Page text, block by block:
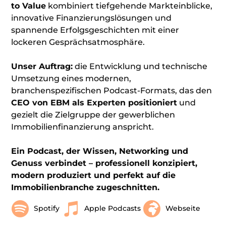
to Value kombiniert tiefgehende Markteinblicke,
innovative Finanzierungslösungen und
spannende Erfolgsgeschichten mit einer
lockeren Gesprächsatmosphäre.
Unser Auftrag: die Entwicklung und technische
Umsetzung eines modernen,
branchenspezifischen Podcast-Formats, das den
CEO von EBM als Experten positioniert und
gezielt die Zielgruppe der gewerblichen
Immobilienfinanzierung anspricht.
Ein Podcast, der Wissen, Networking und
Genuss verbindet – professionell konzipiert,
modern produziert und perfekt auf die
Immobilienbranche zugeschnitten.
Spotify Apple Podcasts Webseite